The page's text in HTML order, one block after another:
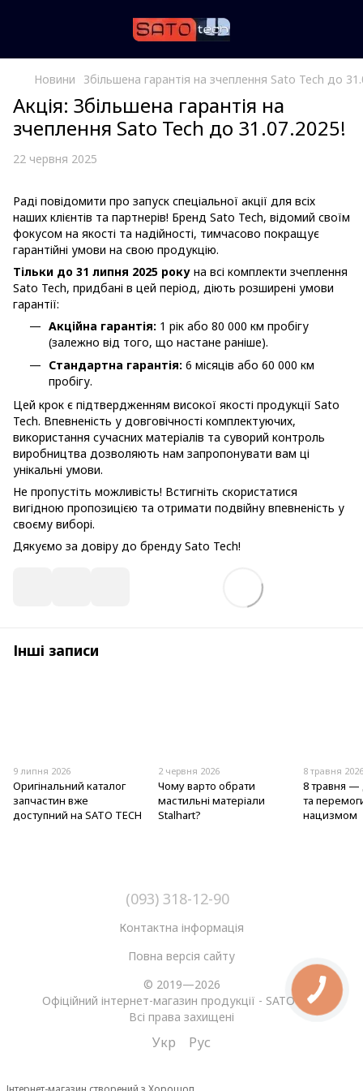
Новини Збільшена гарантія на зчеплення Sato Tech до
Акція: Збільшена гарантія на
зчеплення Sato Tech до 31.07.2025!
22 червня 2025
Раді повідомити про запуск спеціальної акції для всіх
наших клієнтів та партнерів! Бренд Sato Tech, відомий своїм
фокусом на якості та надійності, тимчасово покращує
гарантійні умови на свою продукцію.
Тільки до 31 липня 2025 року на всі комплекти зчеплення
Sato Tech, придбані в цей період, діють розширені умови
гарантії:
Акційна гарантія: 1 рік або 80 000 км пробігу
(залежно від того, що настане раніше).
Стандартна гарантія: 6 місяців або 60 000 км
пробігу.
Цей крок є підтвердженням високої якості продукції Sato
Tech. Впевненість у довговічності комплектуючих,
використання сучасних матеріалів та суворий контроль
виробництва дозволяють нам запропонувати вам ці
унікальні умови.
Не пропустіть можливість! Встигніть скористатися
вигідною пропозицією та отримати подвійну впевненість у
своєму виборі.
Дякуємо за довіру до бренду Sato Tech!
Інші записи
9 липня 2026
Оригінальний каталог
запчастин вже
доступний на SATO TECH
2 червня 2026
Чому варто обрати
мастильні матеріали
Stalhart?
8 травня
8 травня —
та
нацизмом
(093) 318-12-90
Контактна інформація
Повна версія сайту
© 2019—2026
Офіційний інтернет-магазин продукції - SATO tech
Всі права захищені
Укр Рус